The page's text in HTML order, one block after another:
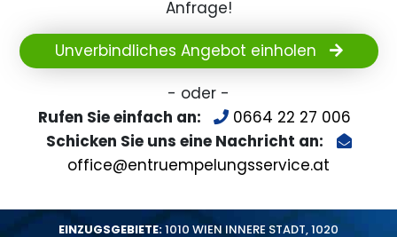
Anfrage!
Unverbindliches Angebot einholen
- oder -
Rufen Sie einfach an:
0664 22 27 006
Schicken Sie uns eine Nachricht an:
office@entruempelungsservice.at
EINZUGSGEBIETE:1010 WIEN INNERE STADT,1020